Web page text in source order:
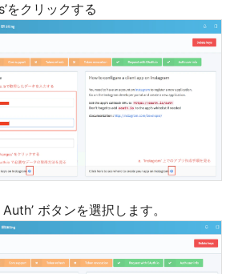
をクリックする
ボタンを選択します。